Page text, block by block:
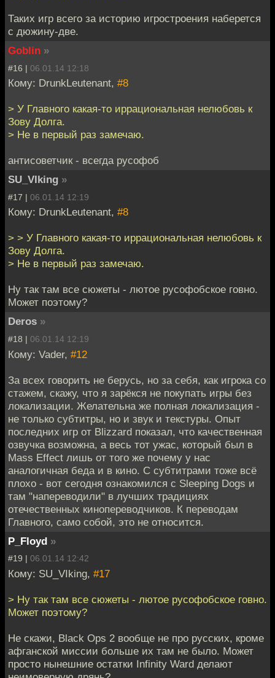
Таких игр всего за историю игростроения наберется
с дюжину-две.
Goblin »
#16 | 06.01.14 12:18
Кому: DrunkLeutenant, #8
> У Главного какая-то иррациональная нелюбовь к
Зову Долга.
> Не в первый раз замечаю.
антисоветчик - всегда русофоб
SU_VIking »
#17 | 06.01.14 12:19
Кому: DrunkLeutenant, #8
> > У Главного какая-то иррациональная нелюбовь к
Зову Долга.
> Не в первый раз замечаю.
Ну так там все сюжеты - лютое русофобское говно.
Может поэтому?
Deros »
#18 | 06.01.14 12:19
Кому: Vader, #12
За всех говорить не берусь, но за себя, как игрока со
стажем, скажу, что я зарёкся не покупать игры без
локализации. Желательна же полная локализация -
не только субтитры, но и звук и текстуры. Опыт
последних игр от Blizzard показал, что качественная
озвучка возможна, а весь тот ужас, который был в
Mass Effect лишь от того же почему у нас
аналогичная беда и в кино. С субтитрами тоже всё
плохо - вот сегодня ознакомился с Sleeping Dogs и
там "напереводили" в лучших традициях
отечественных кинопереводчиков. К переводам
Главного, само собой, это не относится.
P_Floyd »
#19 | 06.01.14 12:42
Кому: SU_VIking, #17
> Ну так там все сюжеты - лютое русофобское говно.
Может поэтому?
Не скажи, Black Ops 2 вообще не про русских, кроме
афганской миссии больше их там не было. Может
просто нынешние остатки Infinity Ward делают